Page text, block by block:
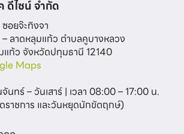
ดีไซน์ จำกัด
อยจ๊ะทิงจา
ลาดหลุมแก้ว ตำบลคูบางหลวง
Maps
จันทร์ – วันเสาร์ | เวลา 08:00 – 17:00 น.